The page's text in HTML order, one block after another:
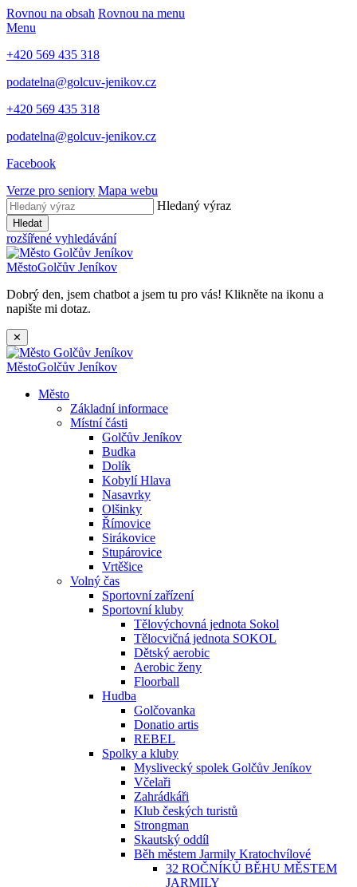
Rovnou na obsah Rovnou na menu
Menu
+420 569 435 318
podatelna@golcuv-jenikov.cz
+420 569 435 318
podatelna@golcuv-jenikov.cz
Facebook
Verze pro seniory Mapa webu
Hledaný výraz
Hledat
rozšířené vyhledávání
MěstoGolčův Jeníkov
Dobrý den, jsem chatbot a jsem tu pro vás! Klikněte na ikonu a
napište mi dotaz.
✕
MěstoGolčův Jeníkov
Město
Základní informace
Místní části
Golčův Jeníkov
Budka
Dolík
Kobylí Hlava
Nasavrky
Olšinky
Římovice
Sirákovice
Stupárovice
Vrtěšice
Volný čas
Sportovní zařízení
Sportovní kluby
Tělovýchovná jednota Sokol
Tělocvičná jednota SOKOL
Dětský aerobic
Aerobic ženy
Floorball
Hudba
Golčovanka
Donatio artis
REBEL
Spolky a kluby
Myslivecký spolek Golčův Jeníkov
Včelaři
Zahrádkáři
Klub českých turistů
Strongman
Skautský oddíl
Běh městem Jarmily Kratochvílové
32 ROČNÍKŮ BĚHU MĚSTEM
JARMILY